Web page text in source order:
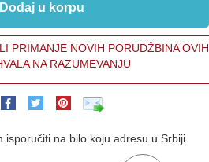
Dodaj u korpu
PRIMANJE NOVIH PORUDŽBINA OVIH
NA RAZUMEVANJU
na bilo koju adresu u Srbiji.